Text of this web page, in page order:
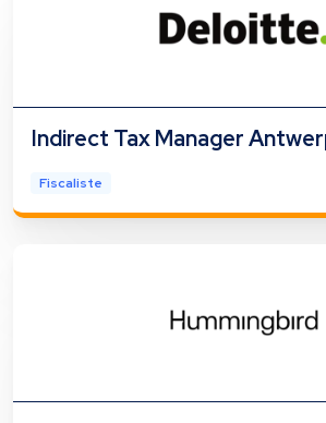
Indirect Tax Manager
Fiscaliste